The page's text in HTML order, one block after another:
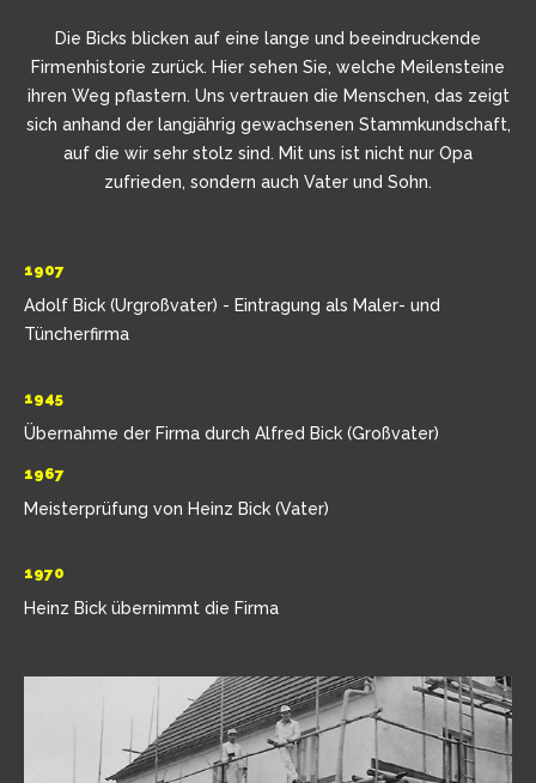
Die Bicks blicken auf eine lange und beeindruckende
Firmenhistorie zurück. Hier sehen Sie, welche Meilensteine
ihren Weg pflastern. Uns vertrauen die Menschen, das zeigt
sich anhand der langjährig gewachsenen Stammkundschaft,
auf die wir sehr stolz sind. Mit uns ist nicht nur Opa
zufrieden, sondern auch Vater und Sohn.
1907
Adolf Bick (Urgroßvater) - Eintragung als Maler- und
Tüncherfirma
1945
Übernahme der Firma durch Alfred Bick (Großvater)
1967
Meisterprüfung von Heinz Bick (Vater)
1970
Heinz Bick übernimmt die Firma